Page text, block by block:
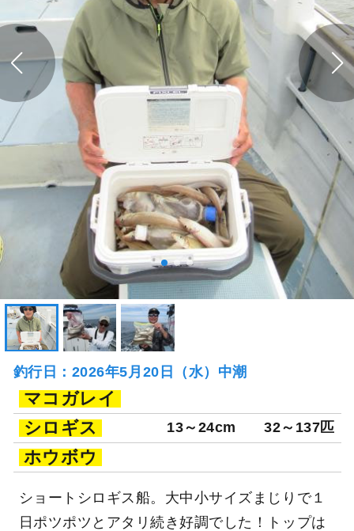
釣行日：2026年5月20日（水）中潮
マコガレイ
シロギス
13～24cm 32～137匹
ホウボウ
ショートシロギス船。大中小サイズまじりで１
日ポツポツとアタリ続き好調でした！トップは